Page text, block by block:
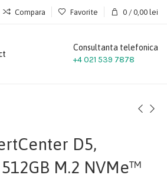
Compara Favorite 0 / 0,00 lei
Consultanta telefonica
+4 021 539 7878
D5,
M.2 NVMe™